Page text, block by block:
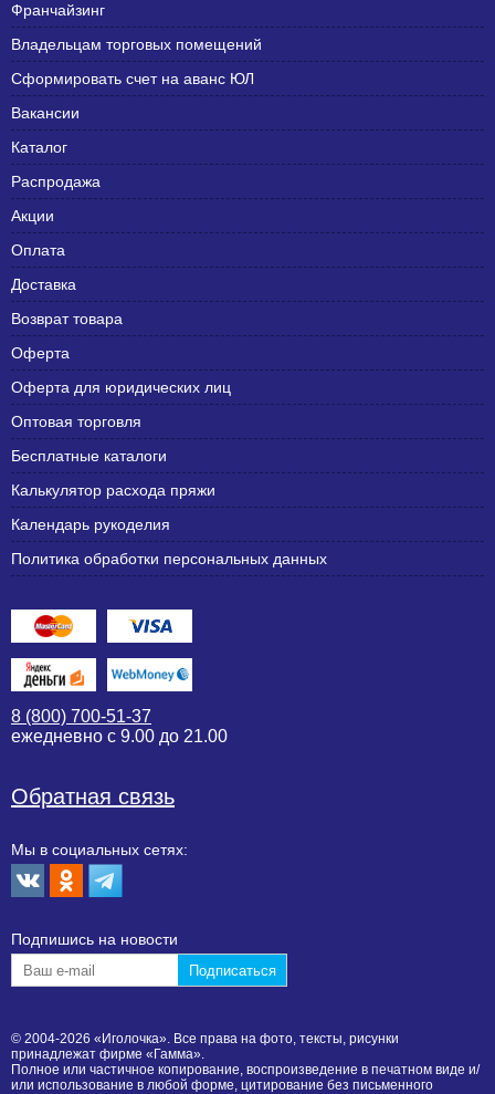
Франчайзинг
Владельцам торговых помещений
Сформировать счет на аванс ЮЛ
Вакансии
Каталог
Распродажа
Акции
Оплата
Доставка
Возврат товара
Оферта
Оферта для юридических лиц
Оптовая торговля
Бесплатные каталоги
Калькулятор расхода пряжи
Календарь рукоделия
Политика обработки персональных данных
8 (800) 700-51-37
ежедневно с 9.00 до 21.00
Обратная связь
Мы в социальных сетях:
Подпишиcь на новости
© 2004-2026 «Иголочка». Все права на фото, тексты, рисунки
принадлежат фирме «Гамма».
Полное или частичное копирование, воспроизведение в печатном виде и/
или использование в любой форме, цитирование без письменного